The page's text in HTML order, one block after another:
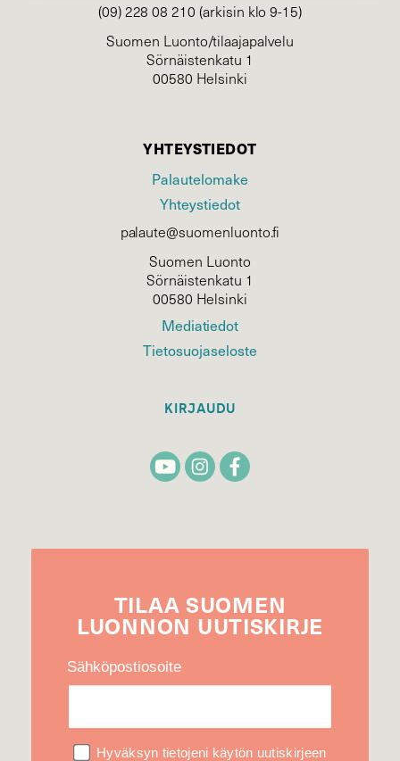
(09) 228 08 210 (arkisin klo 9-15)
Suomen Luonto/tilaajapalvelu
Sörnäistenkatu 1
00580 Helsinki
YHTEYSTIEDOT
Palautelomake
Yhteystiedot
palaute@suomenluonto.fi
Suomen Luonto
Sörnäistenkatu 1
00580 Helsinki
Mediatiedot
Tietosuojaseloste
KIRJAUDU
TILAA SUOMEN
LUONNON UUTIS­KIRJE
Sähköpostiosoite
Hyväksyn tietojeni käytön uutiskirjeen